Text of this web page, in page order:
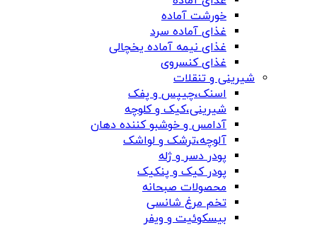
خورشت آماده
غذای آماده سرد
غذای نیمه آماده یخچالی
غذای کنسروی
شیرینی و تنقلات
اسنک،چیپس و پفک
شیرینی،کیک و کلوچه
آدامس و خوشبو کننده دهان
آلوچه،ترشک و لواشک
پودر دسر و ژله
پودر کیک و پنکیک
محصولات صبحانه
تخم مرغ شانسی
بیسکوئیت و ویفر